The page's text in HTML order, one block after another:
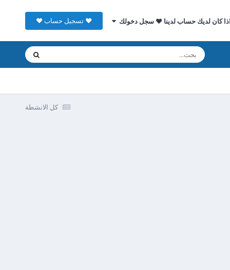
كان لديك حساب لدينا ♥ سجل دخولك ♥ تسجيل حساب ♥
كل الانشطة